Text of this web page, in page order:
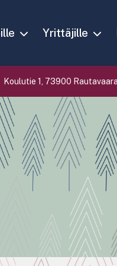
Yrittäjille
Koulutie 1, 73900 Rautavaara